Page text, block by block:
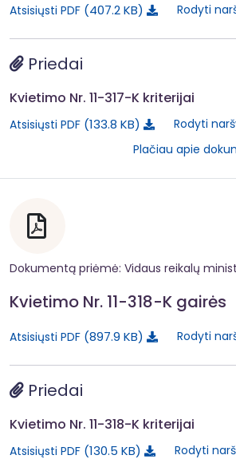
Atsisiųsti PDF 407.2 KB Rodyti
Priedai
Kvietimo Nr. 11-317-K kriterijai
Atsisiųsti PDF 133.8 KB
Rodyti
Plačiau apie
Dokumentą priėmė: Vidaus reikalų
Kvietimo Nr. 11-318-K gairės
Atsisiųsti PDF 897.9 KB Rodyti
Priedai
Kvietimo Nr. 11-318-K kriterijai
Atsisiųsti PDF 130.5 KB
Rodyti